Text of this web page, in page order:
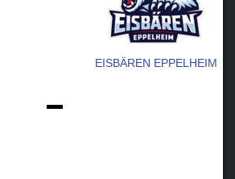
EISBÄREN EPPELHEIM